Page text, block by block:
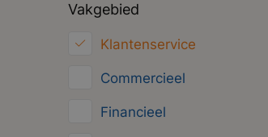
Vakgebied
Klantenservice
Commercieel
Financieel